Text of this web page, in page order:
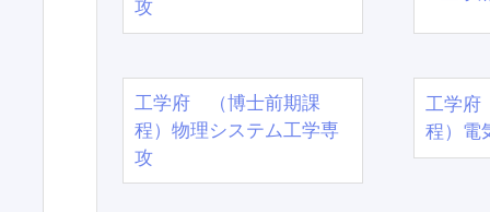
攻
工学府 （博士前期課
程）物理システム工学専
攻
工学
程）電